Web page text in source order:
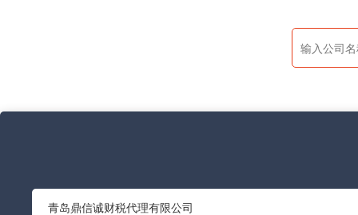
青岛鼎信诚财税代理有限公司